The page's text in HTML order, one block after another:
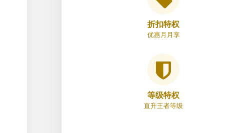
折扣特权
优惠月月享
等级特权
直升王者等级